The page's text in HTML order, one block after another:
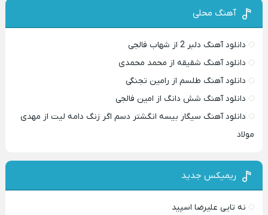
آهنگ محلی
دانلود آهنگ دلبر 2 از شهاب فالجی
دانلود آهنگ شقیقه از محمد محمدی
دانلود آهنگ طلسم از رامین تجنگی
دانلود آهنگ شش دانگ از امین فالجی
دانلود آهنگ سیگار بیسه انگشتر دسم اگر زنگ دامه لیت از مهدی
مولاد
ریمیکس جدید
نه تایی علیرضا اسپید